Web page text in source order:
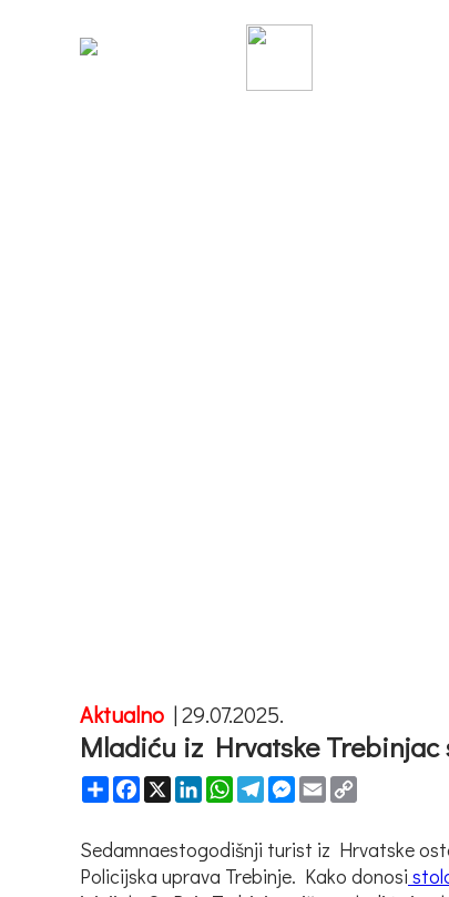
Aktualno |29.07.2025.
Mladiću iz Hrvatske
ShareFacebook
X LinkedInWhatsApp
TelegramMessenger
Email
Sedamnaestogodišnji turist iz Hrvatske
Policijska uprava Trebinje. Kako donosi